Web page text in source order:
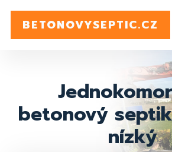
BETONOVYSEPTIC.CZ
betonový
nízký